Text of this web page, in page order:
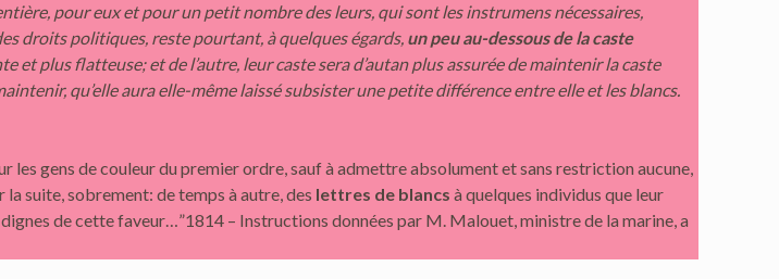
pour eux et pour un petit nombre des leurs, qui sont les instrumens nécessaires,
droits politiques, reste pourtant, à quelques égards, un peu au-dessous de la caste
et plus flatteuse; et de l’autre, leur caste sera d’autan plus assurée de maintenir la caste
qu’elle aura elle-même laissé subsister une petite différence entre elle et les blancs.
les gens de couleur du premier ordre, sauf à admettre absolument et sans restriction aucune,
suite, sobrement: de temps à autre, des lettres de blancsà quelques individus que leur
de cette faveur…”1814 – Instructions données par M. Malouet, ministre de la marine, a